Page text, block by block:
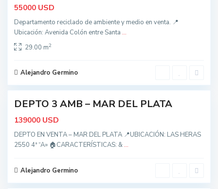
55000 USD
Departamento reciclado de ambiente y medio en venta. 📍
Ubicación: Avenida Colón entre Santa ...
29.00 m2
Alejandro Germino
,
a
r
d
e
l
a
t
a
DEPTO 3 AMB – MAR DEL PLATA
139000 USD
DEPTO EN VENTA – MAR DEL PLATA 📍UBICACIÓN: LAS HERAS
2550 4ª “A» 🏠CARACTERÍSTICAS: & ...
Alejandro Germino
a
d
e
l
a
t
a t